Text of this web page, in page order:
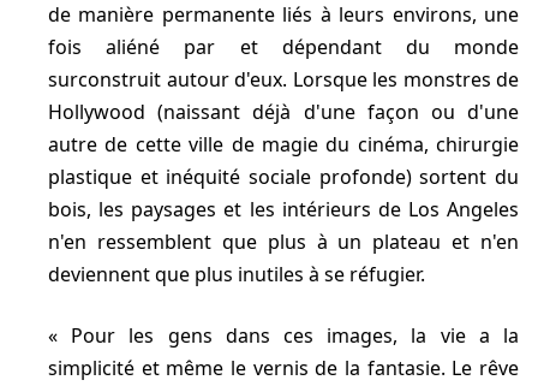
de manière permanente liés à leurs environs, une
fois aliéné par et dépendant du monde
surconstruit autour d'eux. Lorsque les monstres de
Hollywood (naissant déjà d'une façon ou d'une
autre de cette ville de magie du cinéma, chirurgie
plastique et inéquité sociale profonde) sortent du
bois, les paysages et les intérieurs de Los Angeles
n'en ressemblent que plus à un plateau et n'en
deviennent que plus inutiles à se réfugier.
Pour les gens dans ces images, la vie a la
simplicité et même le vernis de la fantasie. Le rêve